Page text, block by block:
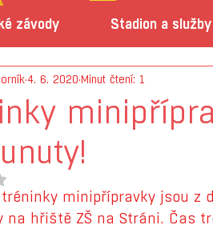
závody Stadion a služby
4. 6. 2020 Minut čtení: 1
NaN z 5 hvězdiček.
minipřípravky jsou
na hřiště ZŠ na Stráni. Čas